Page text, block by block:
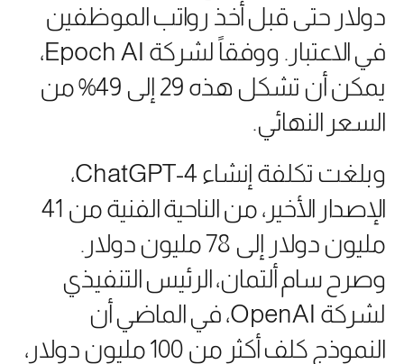
دولار حتى قبل أخذ رواتب الموظفين
في الاعتبار. ووفقاً لشركة Epoch AI،
يمكن أن تشكل هذه 29 إلى 49% من
السعر النهائي.
وبلغت تكلفة إنشاء ChatGPT-4،
الإصدار الأخير، من الناحية الفنية من 41
مليون دولار إلى 78 مليون دولار.
وصرح سام ألتمان، الرئيس التنفيذي
لشركة OpenAI، في الماضي أن
النموذج كلف أكثر من 100 مليون دولار،